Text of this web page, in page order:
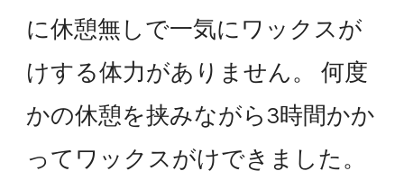
に休憩無しで一気にワックスが
けする体力がありません。 何度
かの休憩を挟みながら3時間かか
ってワックスがけできました。